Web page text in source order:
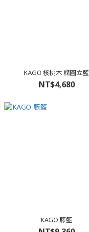
KAGO 核桃木 橢圓立籃
NT$4,680
KAGO 藤籃